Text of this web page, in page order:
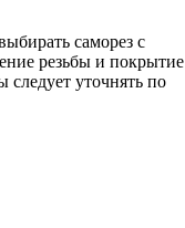
саморез с
резьбы и покрытие
следует уточнять по